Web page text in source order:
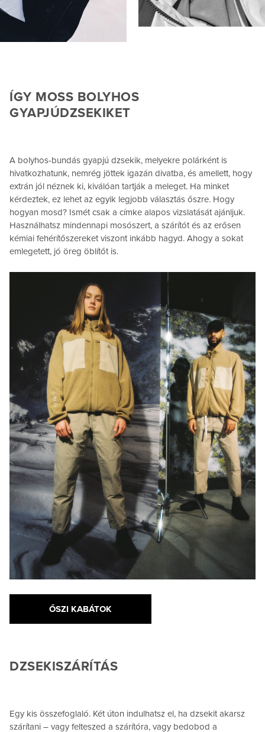
ÍGY MOSS BOLYHOS
GYAPJÚDZSEKIKET
A bolyhos-bundás gyapjú dzsekik, melyekre polárként is
hivatkozhatunk, nemrég jöttek igazán divatba, és amellett, hogy
extrán jól néznek ki, kiválóan tartják a meleget. Ha minket
kérdeztek, ez lehet az egyik legjobb választás őszre. Hogy
hogyan mosd? Ismét csak a címke alapos vizslatását ajánljuk.
Használhatsz mindennapi mosószert, a szárítót és az erősen
kémiai fehérítőszereket viszont inkább hagyd. Ahogy a sokat
emlegetett, jó öreg öblítőt is.
ŐSZI KABÁTOK
DZSEKISZÁRÍTÁS
Egy kis összefoglaló. Két úton indulhatsz el, ha dzsekit akarsz
szárítani – vagy felteszed a szárítóra, vagy bedobod a